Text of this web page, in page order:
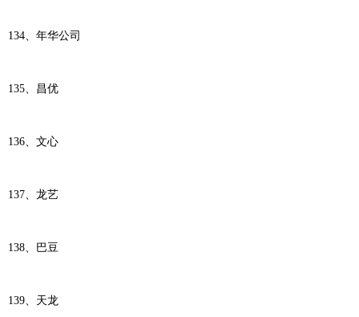
134、年华公司
135、昌优
136、文心
137、龙艺
138、巴豆
139、天龙